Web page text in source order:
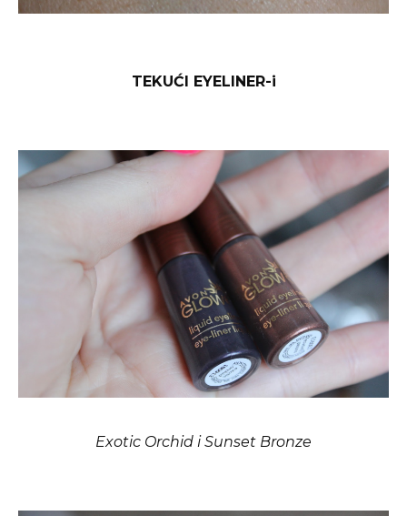
TEKUĆI EYELINER-i
Exotic Orchid i Sunset Bronze